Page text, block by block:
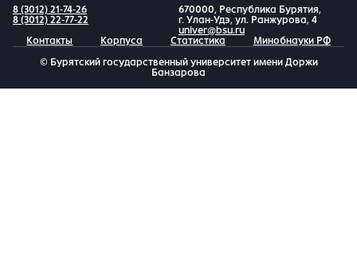
8 (3012) 21-74-26
8 (3012) 22-77-22
670000, Республика Бурятия,
г. Улан-Удэ, ул. Ранжурова, 4
univer@bsu.ru
Контакты
Корпуса Статистика Минобнауки РФ
© Бурятский государственный университет имени Доржи
Банзарова